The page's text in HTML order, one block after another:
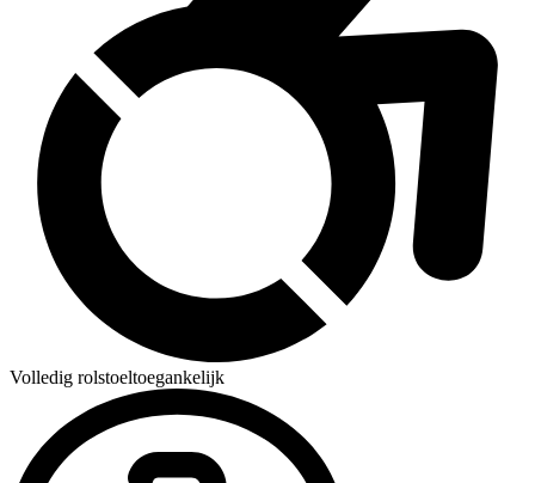
Volledig rolstoeltoegankelijk